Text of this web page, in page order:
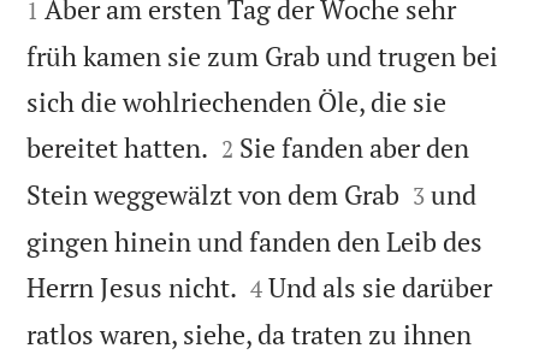

1 Aber am ersten Tag der Woche sehr
früh kamen sie zum Grab und trugen bei
sich die wohlriechenden Öle, die sie
bereitet hatten. 

2 Sie fanden aber den
Stein weggewälzt von dem Grab 

3 und
gingen hinein und fanden den Leib des
Herrn Jesus nicht. 

4 Und als sie darüber
ratlos waren, siehe, da traten zu ihnen